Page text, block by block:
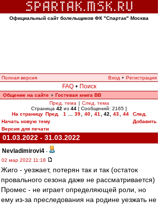
Официальный сайт болельщиков ФК "Спартак" Москва
Полная версия Вход • Регистрация
FAQ • Поиск
Общение на сайте » Гостевая книга ВВ
Пред. тема | След. тема
Страница 42 из 44 [ Сообщений: 2165 ]
На страницу Пред. 1 39 40 41 42 43 44
След.
Начать новую тему
Добавить
Версия для печати
01.03.2022 - 31.03.2022
Nevladimirovi4 -
02 мар 2022 11:18
Жиго - уезжает, потерян так и так (остаток
провального сезона даже не рассматривается)
Промес - не играет определяющей роли, но
ему из-за преследования на родине уезжать не